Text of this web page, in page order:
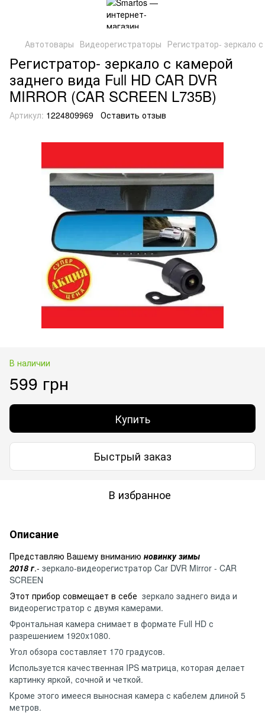
Автотовары Видеорегистраторы Регистратор- зеркало
Регистратор- зеркало с камерой
заднего вида Full HD CAR DVR
MIRROR (CAR SCREEN L735B)
Артикул: 1224809969 Оставить отзыв
В наличии
599 грн
Купить
Быстрый заказ
В избранное
Описание
Представляю Вашему вниманию новинку зимы
2018 г.- зеркало-видеорегистратор Car DVR Mirror - CAR
SCREEN
Этот прибор совмещает в себе зеркало заднего вида и
видеорегистратор с двумя камерами.
Фронтальная камера снимает в формате Full HD с
разрешением 1920x1080.
Угол обзора составляет 170 градусов.
Используется качественная IPS матрица, которая делает
картинку яркой, сочной и четкой.
Кроме этого имееся выносная камера с кабелем длиной 5
метров.